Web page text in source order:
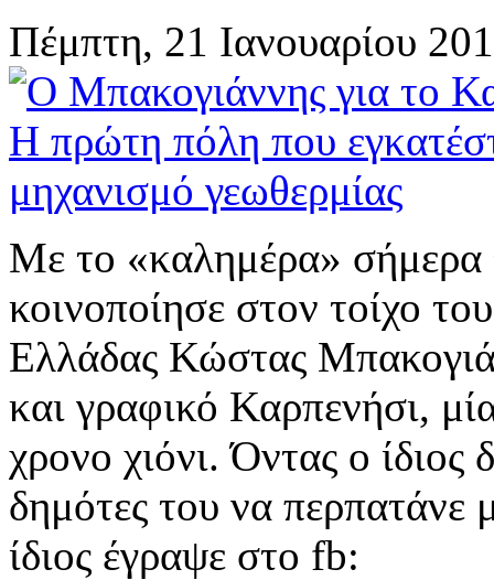
Πέμπτη, 21 Ιανουαρίου
Με το «καλημέρα»
κοινοποίησε στον τοίχο
Ελλάδας Κώστας
και γραφικό Καρπενήσι,
χρονο χιόνι. Όντας ο ίδιος
δημότες του να
ίδιος έγραψε στο fb: